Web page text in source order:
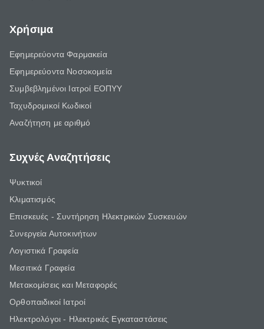
Χρήσιμα
Εφημερεύοντα Φαρμακεία
Εφημερεύοντα Νοσοκομεία
Συμβεβλημένοι Ιατροί ΕΟΠΥΥ
Ταχυδρομικοί Κωδικοί
Αναζήτηση με αριθμό
Συχνές Αναζητήσεις
Ψυκτικοί
Κλιματισμός
Επισκευές - Συντήρηση Ηλεκτρικών Συσκευών
Συνεργεία Αυτοκινήτων
Λογιστικά Γραφεία
Μεσιτικά Γραφεία
Μετακομίσεις και Μεταφορές
Ορθοπαιδικοί Ιατροί
Ηλεκτρολόγοι - Ηλεκτρικές Εγκαταστάσεις